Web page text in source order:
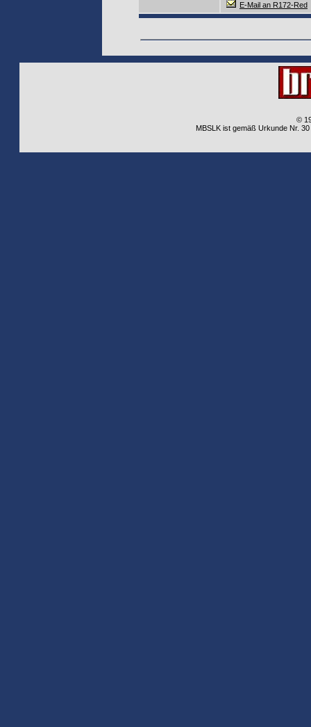
E-Mail an R172-Red
©
MBSLK ist gemäß Urkunde Nr.